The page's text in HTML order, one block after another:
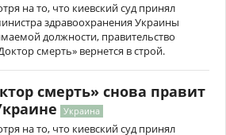
на то, что киевский суд принял
здравоохранения Украины
должности, правительство
смерть» вернется в строй.
смерть» снова правит
Украина
на то, что киевский суд принял